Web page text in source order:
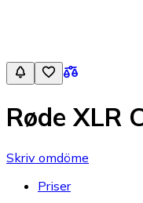
Røde XLR
Skriv omdöme
Priser